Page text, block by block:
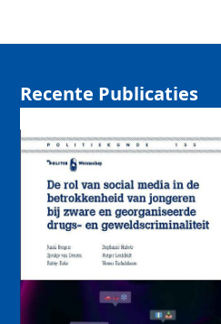
Recente Publicaties
De rol van sociale
media bij de
betrokkenheid van
jongeren bij zware
drugs- en
geweldscriminaliteit